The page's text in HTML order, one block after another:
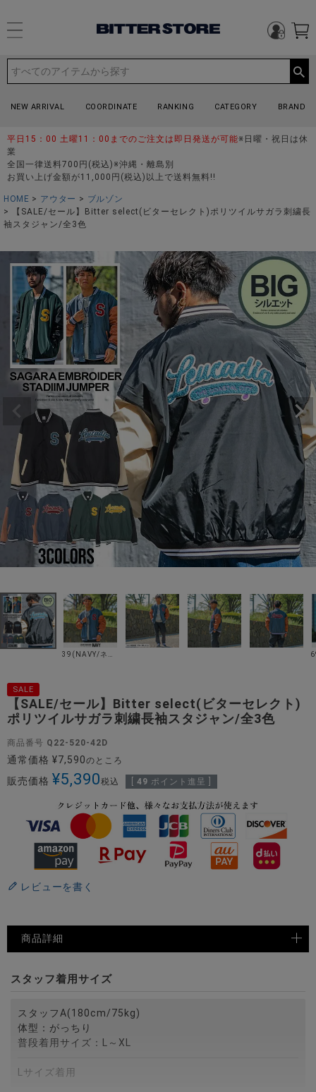
NEW ARRIVAL COORDINATE RANKING CATEGORY BRAND
平日15：00 土曜11：00までのご注文は即日発送が可能※日曜・祝日は休
業
全国一律送料700円(税込)※沖縄・離島別
お買い上げ金額が11,000円(税込)以上で送料無料!!
HOME アウター
ブルゾン
【SALE/セール】Bitter select(ビターセレクト)ポリツイルサガラ刺繍長
袖スタジャン/全3色
SALE
【SALE/セール】Bitter select(ビターセレクト)
ポリツイルサガラ刺繍長袖スタジャン/全3色
商品番号 Q22-520-42D
通常価格 ¥7,590のところ
販売価格 ¥5,390税込 49 ポイント進呈 ]
レビューを書く
商品詳細
スタッフ着用サイズ
スタッフA(180cm/75kg)
体型：がっちり
普段着用サイズ：L～XL
Lサイズ着用